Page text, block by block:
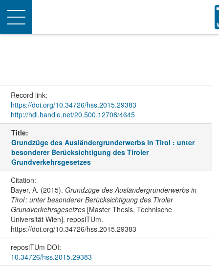
Toggle
navigation
Record link:
https://doi.org/10.34726/hss.2015.29383
http://hdl.handle.net/20.500.12708/4645
Title:
Grundzüge des Ausländergrunderwerbs in Tirol : unter
besonderer Berücksichtigung des Tiroler
Grundverkehrsgesetzes
Citation:
Bayer, A. (2015). Grundzüge des Ausländergrunderwerbs in
Tirol : unter besonderer Berücksichtigung des Tiroler
Grundverkehrsgesetzes[Master Thesis, Technische
Universität Wien]. reposiTUm.
https://doi.org/10.34726/hss.2015.29383
reposiTUm DOI:
10.34726/hss.2015.29383